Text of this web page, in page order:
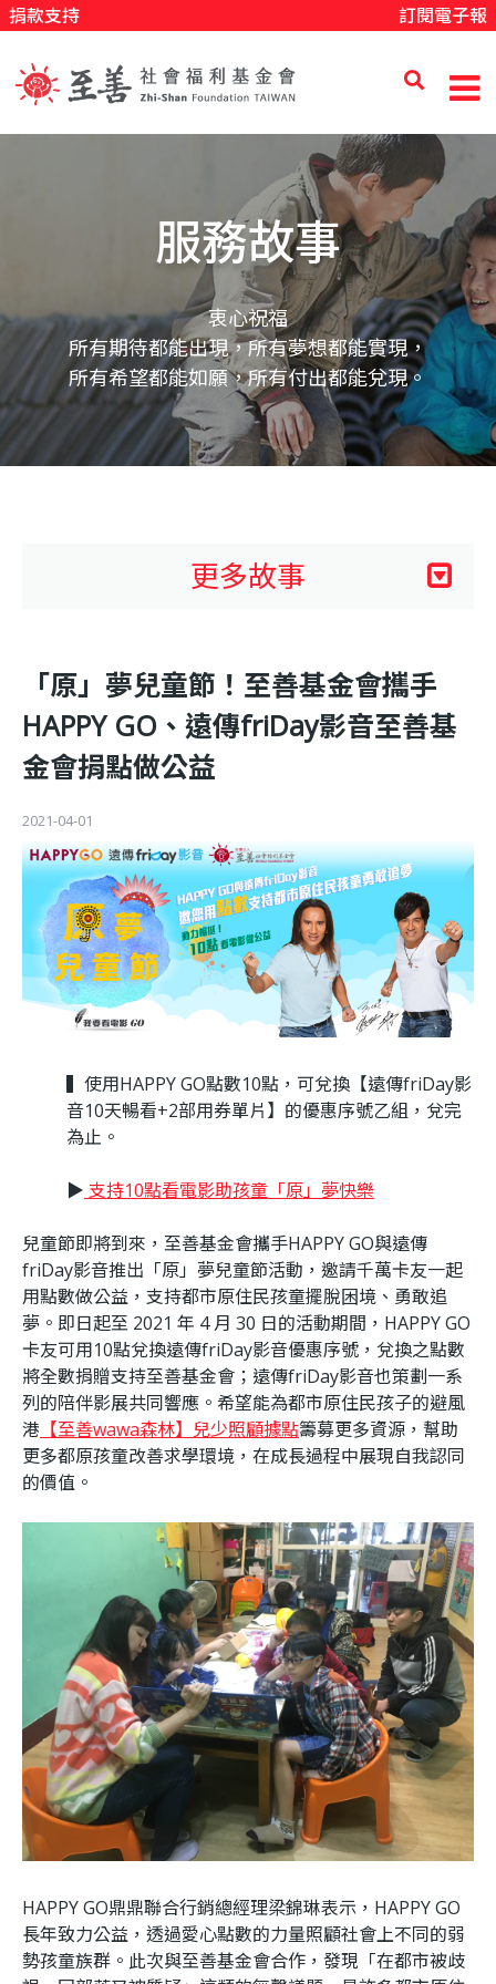
主
捐款支持 訂閱電子報
社
會
福
金
會
服務故事
衷心祝福
所有期待都能出現，所有夢想都能實現，
所有希望都能如願，所有付出都能兌現。
更多故事
「原」夢兒童節！至善基金會攜手
HAPPY GO、遠傳friDay影音至善基
金會捐點做公益
2021-04-01
▍使用HAPPY GO點數10點，可兌換【遠傳friDay影
音10天暢看+2部用券單片】的優惠序號乙組，兌完
為止。
▶ 支持10點看電影助孩童「原」夢快樂
兒童節即將到來，至善基金會攜手HAPPY GO與遠傳
friDay影音推出「原」夢兒童節活動，邀請千萬卡友一起
用點數做公益，支持都市原住民孩童擺脫困境、勇敢追
夢。即日起至 2021 年 4 月 30 日的活動期間，HAPPY GO
卡友可用10點兌換遠傳friDay影音優惠序號，兌換之點數
將全數捐贈支持至善基金會；遠傳friDay影音也策劃一系
列的陪伴影展共同響應。希望能為都市原住民孩子的避風
港 【至善wawa森林】兒少照顧據點籌募更多資源，幫助
更多都原孩童改善求學環境，在成長過程中展現自我認同
的價值。
HAPPY GO鼎鼎聯合行銷總經理梁錦琳表示，HAPPY GO
長年致力公益，透過愛心點數的力量照顧社會上不同的弱
勢孩童族群。此次與至善基金會合作，發現「在都市被歧